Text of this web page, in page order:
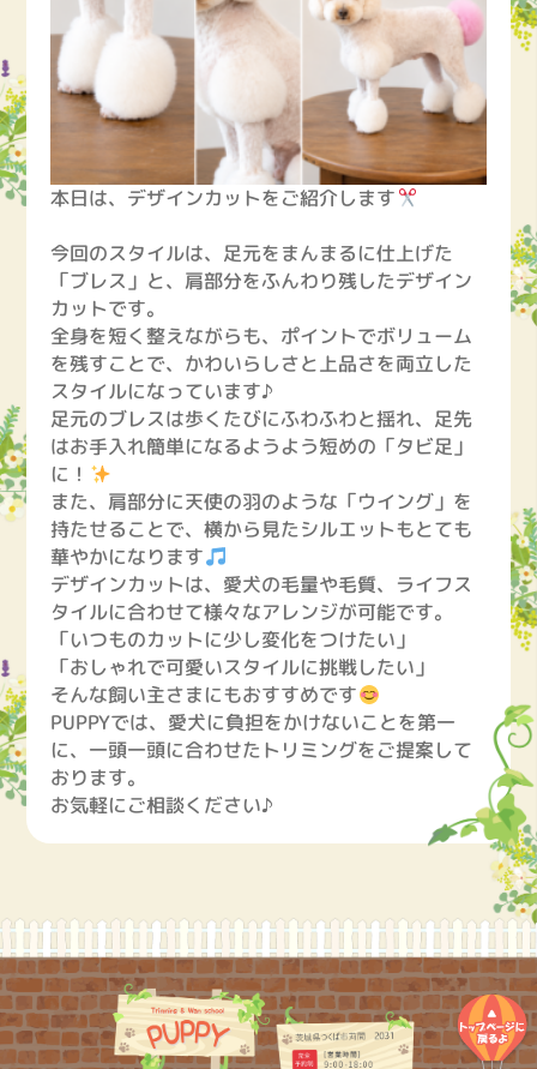
本日は、デザインカットをご紹介します
今回のスタイルは、足元をまんまるに仕上げた
「ブレス」と、肩部分をふんわり残したデザイン
カットです。
全身を短く整えながらも、ポイントでボリューム
を残すことで、かわいらしさと上品さを両立した
スタイルになっています♪
足元のブレスは歩くたびにふわふわと揺れ、足先
はお手入れ簡単になるようよう短めの「タビ足」
に！
また、肩部分に天使の羽のような「ウイング」を
持たせることで、横から見たシルエットもとても
華やかになります
デザインカットは、愛犬の毛量や毛質、ライフス
タイルに合わせて様々なアレンジが可能です。
「いつものカットに少し変化をつけたい」
「おしゃれで可愛いスタイルに挑戦したい」
そんな飼い主さまにもおすすめです
PUPPYでは、愛犬に負担をかけないことを第一
に、一頭一頭に合わせたトリミングをご提案して
おります。
お気軽にご相談ください♪